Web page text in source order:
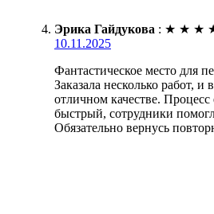
Эрика Гайдукова : ★ ★ ★
10.11.2025
Фантастическое место для
Заказала несколько работ, и
отличном качестве.
быстрый, сотрудники
Обязательно вернусь